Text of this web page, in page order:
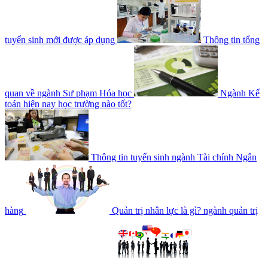
tuyển sinh mới được áp dụng Thông tin tổng
quan về ngành Sư phạm Hóa học
Ngành Kế
toán hiện nay học trường nào tốt?
Thông tin tuyển sinh ngành Tài chính Ngân
hàng Quản trị nhân lực là gì? ngành quản trị